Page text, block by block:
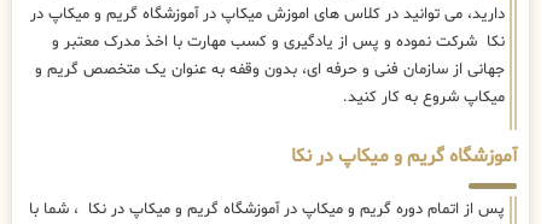
دارید، می توانید در کلاس های اموزش میکاپ در آموزشگاه گریم و میکاپ در
نکا شرکت نموده و پس از یادگیری و کسب مهارت با اخذ مدرک معتبر و
جهانی از سازمان فنی و حرفه ای، بدون وقفه به عنوان یک متخصص گریم و
میکاپ شروع به کار کنید.
آموزشگاه گریم و میکاپ در نکا
پس از اتمام دوره گریم و میکاپ در آموزشگاه گریم و میکاپ در نکا ، شما با